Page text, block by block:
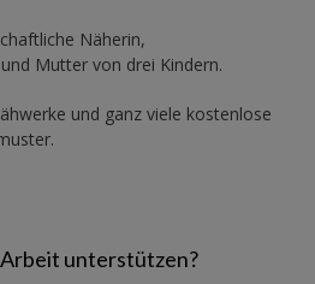
Näherin,
Mutter von drei Kindern.
und ganz viele kostenlose
unterstützen?